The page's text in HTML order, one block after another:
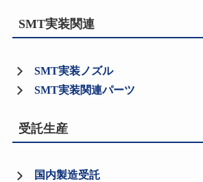
SMT実装関連
SMT実装ノズル
SMT実装関連パーツ
受託生産
国内製造受託